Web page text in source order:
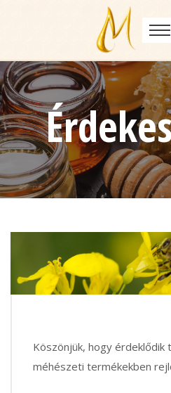
Köszönjük, hogy érdeklődik
méhészeti termékekben